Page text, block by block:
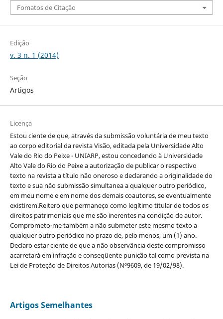
Fomatos de Citação
Edição
v. 3 n. 1 (2014)
Seção
Artigos
Licença
Estou ciente de que, através da submissão voluntária de meu texto
ao corpo editorial da revista Visão, editada pela Universidade Alto
Vale do Rio do Peixe - UNIARP, estou concedendo à Universidade
Alto Vale do Rio do Peixe a autorização de publicar o respectivo
texto na revista a título não oneroso e declarando a originalidade do
texto e sua não submissão simultanea a qualquer outro periódico,
em meu nome e em nome dos demais coautores, se eventualmente
existirem.Reitero que permaneço como legítimo titular de todos os
direitos patrimoniais que me são inerentes na condição de autor.
Comprometo-me também a não submeter este mesmo texto a
qualquer outro periódico no prazo de, pelo menos, um (1) ano.
Declaro estar ciente de que a não observância deste compromisso
acarretará em infração e conseqüente punição tal como prevista na
Lei de Proteção de Direitos Autorias (Nº9609, de 19/02/98).
Artigos Semelhantes